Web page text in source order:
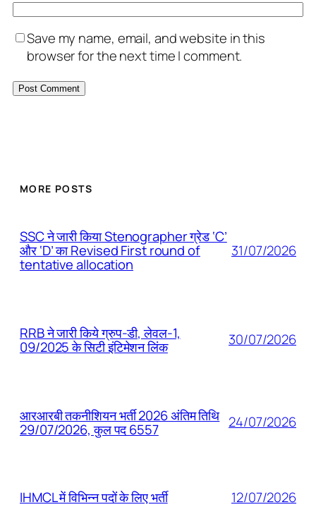
Save my name, email, and website in this
browser for the next time I comment.
MORE POSTS
SSC ने जारी किया Stenographer ग्रेड ‘C’
और ‘D’ का Revised First round of
tentative allocation
31/07/2026
RRB ने जारी किये ग्रुप-डी, लेवल-1,
09/2025 के सिटी इंटिमेशन लिंक 30/07/2026
आरआरबी तकनीशियन भर्ती 2026 अंतिम तिथि
29/07/2026, कुल पद 6557 24/07/2026
IHMCL में विभिन्न पदों के लिए भर्ती 12/07/2026